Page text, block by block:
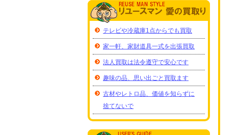
テレビや冷蔵庫1点からでも買取
家一軒、家財道具一式を出張買取
法人買取は法令遵守で安心です
趣味の品、思い出ごと買取ます
古材やレトロ品、価値を知らずに
捨てないで